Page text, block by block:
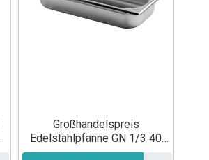
Großhandelspreis
Edelstahlpfanne GN 1/3 40
mm